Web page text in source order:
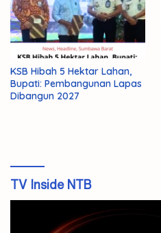
KSB Hibah 5 Hektar Lahan,
Bupati: Pembangunan Lapas
Dibangun 2027
TV Inside NTB